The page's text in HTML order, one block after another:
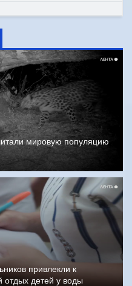
мировую популяцию
привлекли к
отдых детей у воды